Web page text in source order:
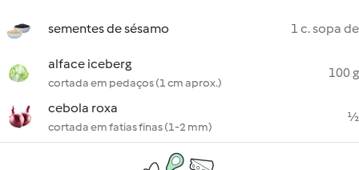
sementes de sésamo 1 c. sopa de
alface iceberg
cortada em pedaços (1 cm aprox.)
100 g
cebola roxa
cortada em fatias finas (1-2 mm)
½